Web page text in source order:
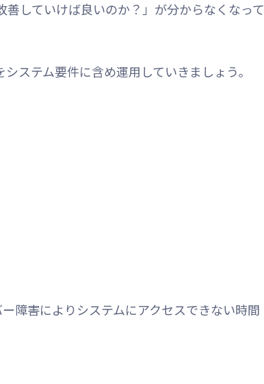
していけば良いのか？」が分からなくなって
ステム要件に含め運用していきましょう。
障害によりシステムにアクセスできない時間